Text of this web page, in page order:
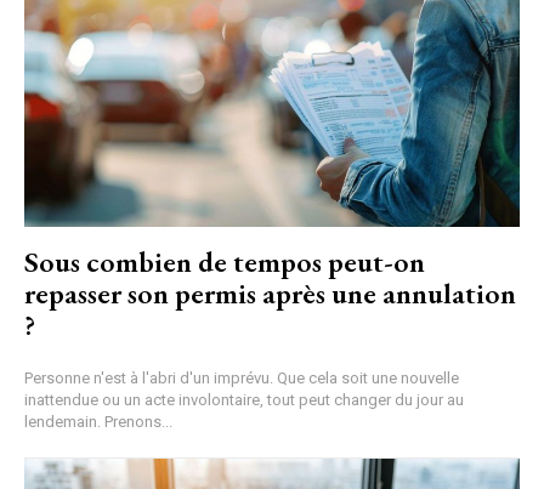
Sous combien de tempos peut-on
repasser son permis après une annulation
?
Personne n'est à l'abri d'un imprévu. Que cela soit une nouvelle
inattendue ou un acte involontaire, tout peut changer du jour au
lendemain. Prenons...